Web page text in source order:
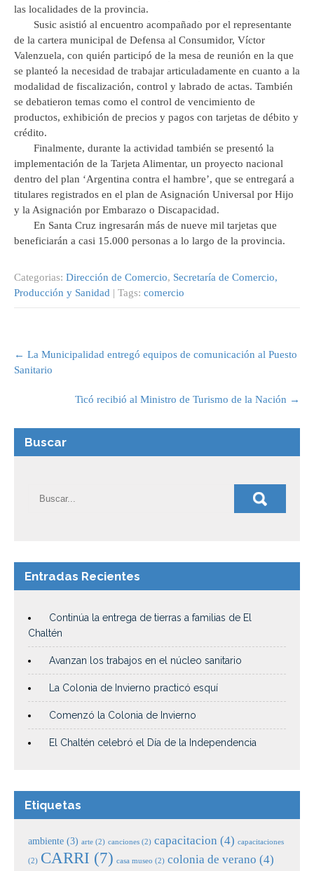
las localidades de la provincia.
Susic asistió al encuentro acompañado por el representante
de la cartera municipal de Defensa al Consumidor, Víctor
Valenzuela, con quién participó de la mesa de reunión en la que
se planteó la necesidad de trabajar articuladamente en cuanto a la
modalidad de fiscalización, control y labrado de actas. También
se debatieron temas como el control de vencimiento de
productos, exhibición de precios y pagos con tarjetas de débito y
crédito.
Finalmente, durante la actividad también se presentó la
implementación de la Tarjeta Alimentar, un proyecto nacional
dentro del plan ‘Argentina contra el hambre’, que se entregará a
titulares registrados en el plan de Asignación Universal por Hijo
y la Asignación por Embarazo o Discapacidad.
En Santa Cruz ingresarán más de nueve mil tarjetas que
beneficiarán a casi 15.000 personas a lo largo de la provincia.
Categorias: Dirección de Comercio, Secretaría de Comercio,
Producción y Sanidad | Tags: comercio
navigation
← La Municipalidad entregó equipos de comunicación al Puesto
Sanitario
Ticó recibió al Ministro de Turismo de la Nación →
Buscar
Entradas Recientes
Continúa la entrega de tierras a familias de El
Chaltén
Avanzan los trabajos en el núcleo sanitario
La Colonia de Invierno practicó esquí
Comenzó la Colonia de Invierno
El Chaltén celebró el Día de la Independencia
Etiquetas
ambiente (3) arte (2) canciones (2) capacitacion (4) capacitaciones
(2) CARRI (7) casa museo (2) colonia de verano (4)